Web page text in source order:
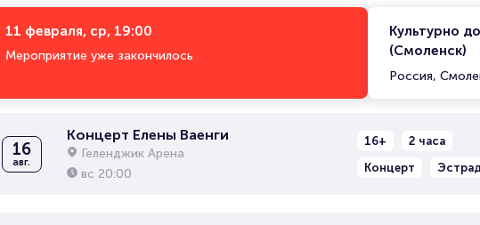
11 февраля, ср, 19:00
Мероприятие уже закончилось
Культурно
(Смоленск)
Россия,
16
авг.
Концерт Елены Ваенги
Геленджик Арена
вс 20:00
16+
2 часа
Концерт